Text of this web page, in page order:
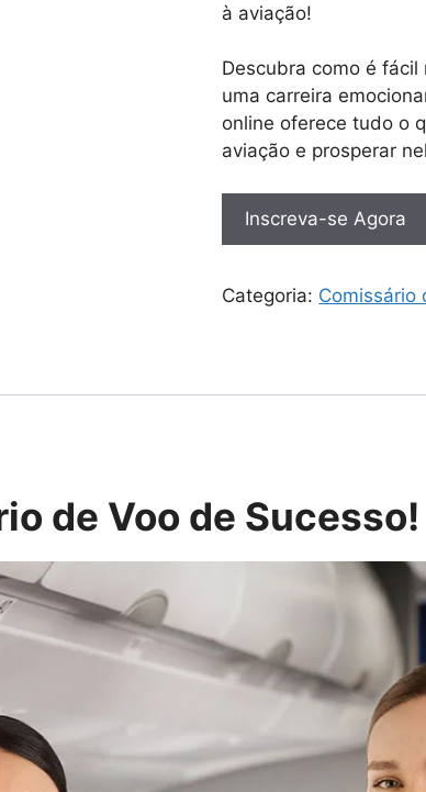
à aviação!
Descubra como é
uma carreira
online oferece tudo o
aviação e prosperar
Inscreva-se Agora
Categoria: Comissário
de Voo de Sucesso!